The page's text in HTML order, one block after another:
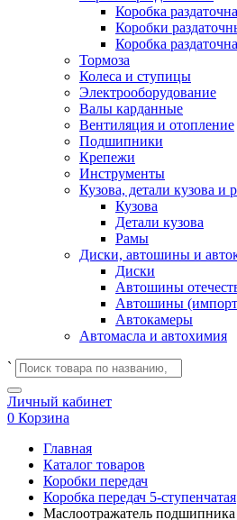
Коробка
Коробки
Коробка
Тормоза
Колеса и ступицы
Электрооборудование
Валы карданные
Вентиляция и отопление
Подшипники
Крепежи
Инструменты
Кузова, детали кузова и
Кузова
Детали кузова
Рамы
Диски, автошины и
Диски
Автошины
Автошины
Автокамеры
Автомасла и автохимия
`
Личный кабинет
0 Корзина
Главная
Каталог товаров
Коробки передач
Коробка передач 5-ступенчатая
Маслоотражатель подшипника